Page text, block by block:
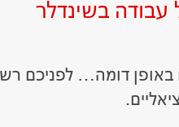
עבודה בשינדלר
דומה… לפניכם